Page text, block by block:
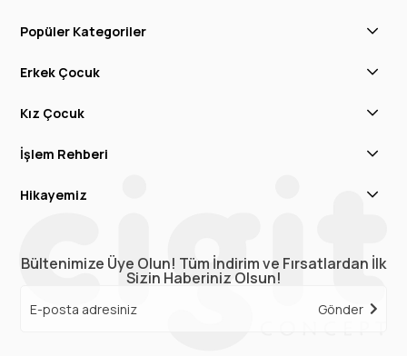
Popüler Kategoriler
Erkek Çocuk
Kız Çocuk
İşlem Rehberi
Hikayemiz
Bültenimize Üye Olun! Tüm İndirim ve Fırsatlardan İlk
Sizin Haberiniz Olsun!
Gönder